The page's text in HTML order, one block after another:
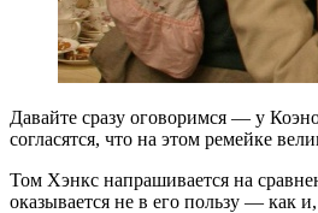
Давайте сразу оговоримся — у
согласятся, что на этом ремейке
Том Хэнкс напрашивается на
оказывается не в его пользу — как